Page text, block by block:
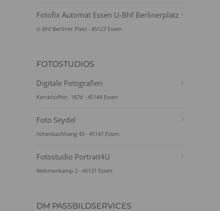
Fotofix Automat Essen U-Bhf Berlinerplatz
U-Bhf Berliner Platz · 45127 Essen
FOTOSTUDIOS
Digitale Fotografien
Kerckhoffstr. 187d · 45144 Essen
Foto Seydel
Achenbachhang 43 · 45147 Essen
Fotostudio Portrait4U
Wehmenkamp 2 · 45131 Essen
DM PASSBILDSERVICES